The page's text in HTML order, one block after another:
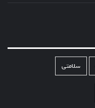
سلامتی